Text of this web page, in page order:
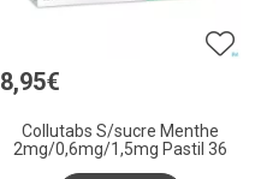
8,95€
Collutabs S/sucre Menthe
2mg/0,6mg/1,5mg Pastil 36